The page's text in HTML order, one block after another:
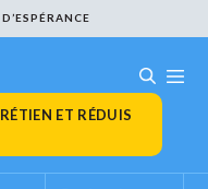
ET RÉDUIS